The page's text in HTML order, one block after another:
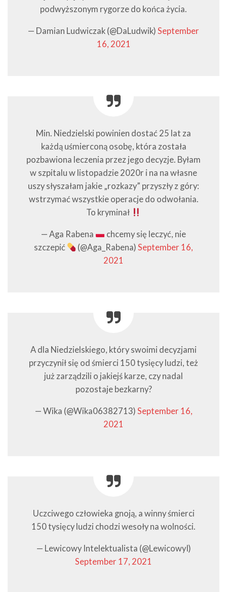
podwyższonym rygorze do końca życia.
— Damian Ludwiczak (@DaLudwik) September
16, 2021
Min. Niedzielski powinien dostać 25 lat za
każdą uśmierconą osobę, która została
pozbawiona leczenia przez jego decyzje. Byłam
w szpitalu w listopadzie 2020r i na na własne
uszy słyszałam jakie „rozkazy” przyszły z góry:
wstrzymać wszystkie operacje do odwołania.
To kryminał
— Aga Rabena
chcemy się leczyć, nie
szczepić
(@Aga_Rabena)September 16,
2021
A dla Niedzielskiego, który swoimi decyzjami
przyczynił się od śmierci 150 tysięcy ludzi, też
już zarządzili o jakiejś karze, czy nadal
pozostaje bezkarny?
— Wika (@Wika06382713) September 16,
2021
Uczciwego człowieka gnoją, a winny śmierci
150 tysięcy ludzi chodzi wesoły na wolności.
— Lewicowy Intelektualista (@LewicowyI)
September 17, 2021